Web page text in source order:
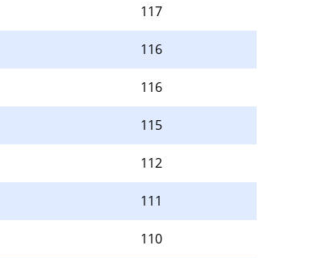
117
116
116
115
112
111
110